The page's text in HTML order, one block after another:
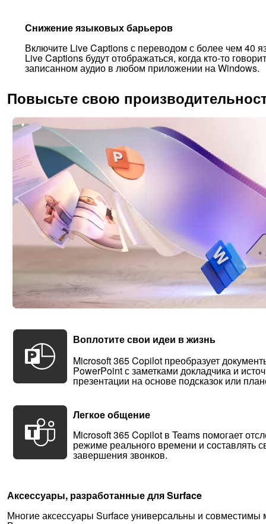
Снижение языковых барьеров
Включите Live Captions с переводом с более чем 40
Live Captions будут отображаться, когда кто-то
записанном аудио в любом приложении на Windows.
Повысьте свою
Воплотите свои идеи в жизнь
Microsoft 365 Copilot преобразует
PowerPoint с заметками докладчика и
презентации на основе подсказок или
Легкое общение
Microsoft 365 Copilot в Teams помогает
режиме реального времени и составлять
завершения звонков.
Аксессуары, разработанные для Surface
Многие аксессуары Surface универсальны и